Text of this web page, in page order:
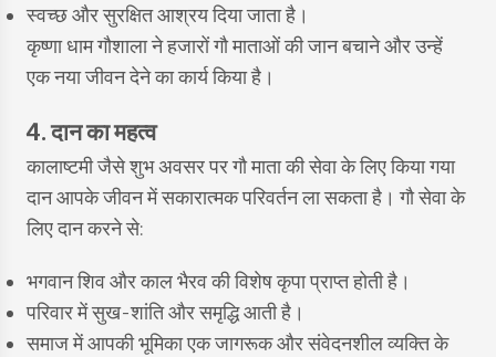
स्वच्छ और सुरक्षित आश्रय दिया जाता है।
कृष्णा धाम गौशाला ने हजारों गौ माताओं की जान बचाने और उन्हें
एक नया जीवन देने का कार्य किया है।
4. दान का महत्व
कालाष्टमी जैसे शुभ अवसर पर गौ माता की सेवा के लिए किया गया
दान आपके जीवन में सकारात्मक परिवर्तन ला सकता है। गौ सेवा के
लिए दान करने से:
भगवान शिव और काल भैरव की विशेष कृपा प्राप्त होती है।
परिवार में सुख-शांति और समृद्धि आती है।
समाज में आपकी भूमिका एक जागरूक और संवेदनशील व्यक्ति के